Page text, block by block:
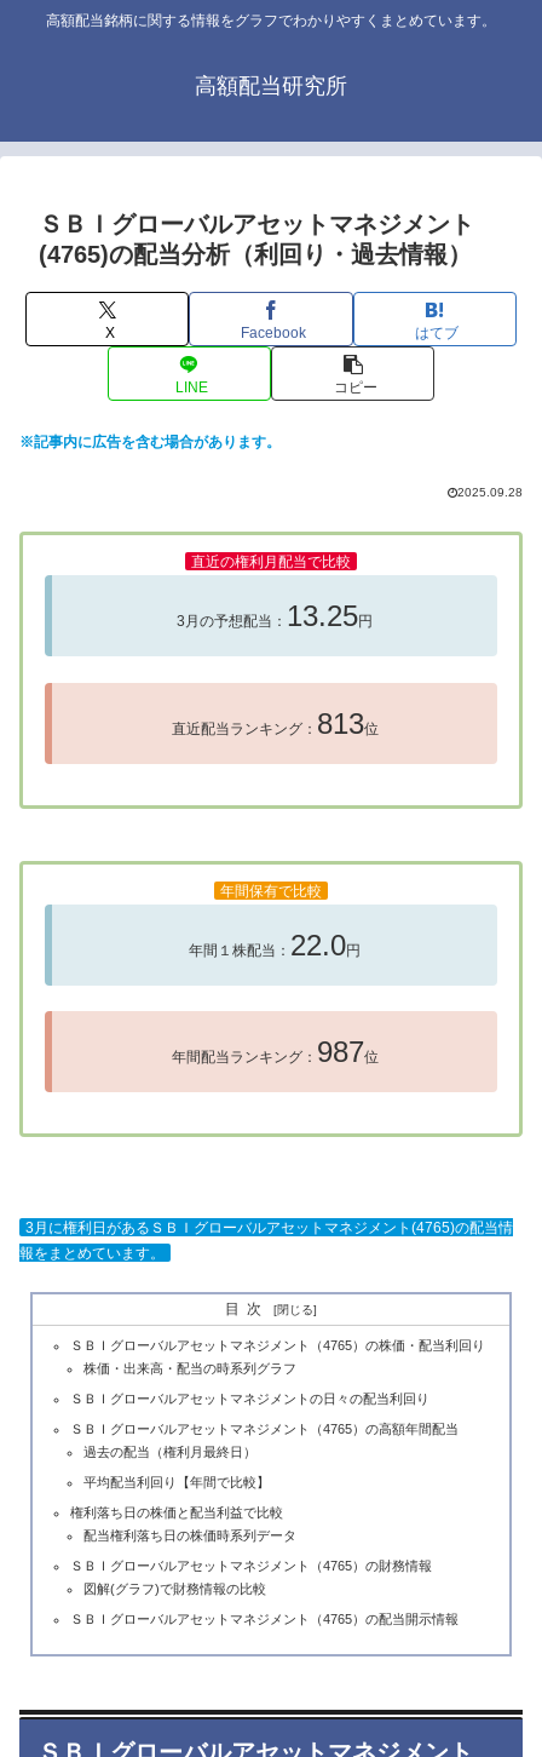
高額配当銘柄に関する情報をグラフでわかりやすくまとめています。
高額配当研究所
ＳＢＩグローバルアセットマネジメント
(4765)の配当分析（利回り・過去情報）
X Facebook はてブ
LINE コピー
※記事内に広告を含む場合があります。
2025.09.28
直近の権利月配当で比較
3月の予想配当： 13.25円
直近配当ランキング： 813位
年間保有で比較
年間１株配当： 22.0円
年間配当ランキング： 987位
3月に権利日があるＳＢＩグローバルアセットマネジメント(4765)の配当情
報をまとめています。
目次
ＳＢＩグローバルアセットマネジメント（4765）の株価・配当利回り
株価・出来高・配当の時系列グラフ
ＳＢＩグローバルアセットマネジメントの日々の配当利回り
ＳＢＩグローバルアセットマネジメント（4765）の高額年間配当
過去の配当（権利月最終日）
平均配当利回り【年間で比較】
権利落ち日の株価と配当利益で比較
配当権利落ち日の株価時系列データ
ＳＢＩグローバルアセットマネジメント（4765）の財務情報
図解(グラフ)で財務情報の比較
ＳＢＩグローバルアセットマネジメント（4765）の配当開示情報